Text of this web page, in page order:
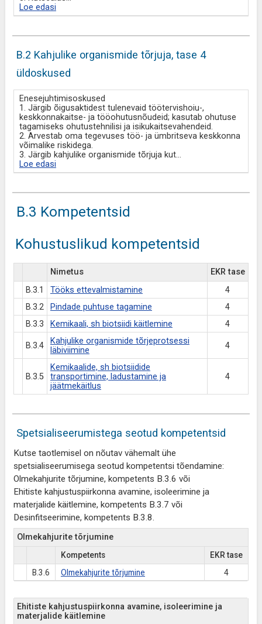
Loe edasi
B.2 Kahjulike organismide tõrjuja, tase 4
üldoskused
Enesejuhtimisoskused
1. Järgib õigusaktidest tulenevaid töötervishoiu-,
keskkonnakaitse- ja tööohutusnõudeid; kasutab ohutuse
tagamiseks ohutustehnilisi ja isikukaitsevahendeid.
2. Arvestab oma tegevuses töö- ja ümbritseva keskkonna
võimalike riskidega.
3. Järgib kahjulike organismide tõrjuja kut...
Loe edasi
B.3 Kompetentsid
Kohustuslikud kompetentsid
Nimetus
EKR tase
B.3.1
Tööks ettevalmistamine
4
B.3.2
Pindade puhtuse tagamine
4
B.3.3
Kemikaali, sh biotsiidi käitlemine 4
B.3.4
Kahjulike organismide tõrjeprotsessi
läbiviimine
4
B.3.5
Kemikaalide, sh biotsiidide
transportimine, ladustamine ja
jäätmekäitlus
4
Spetsialiseerumistega seotud kompetentsid
Kutse taotlemisel on nõutav vähemalt ühe
spetsialiseerumisega seotud kompetentsi tõendamine:
Olmekahjurite tõrjumine, kompetents B.3.6 või
Ehitiste kahjustuspiirkonna avamine, isoleerimine ja
materjalide käitlemine, kompetents B.3.7 või
Desinfitseerimine, kompetents B.3.8.
Olmekahjurite tõrjumine
Kompetents
EKR tase
B.3.6
Olmekahjurite tõrjumine 4
Ehitiste kahjustuspiirkonna avamine, isoleerimine ja
materjalide käitlemine